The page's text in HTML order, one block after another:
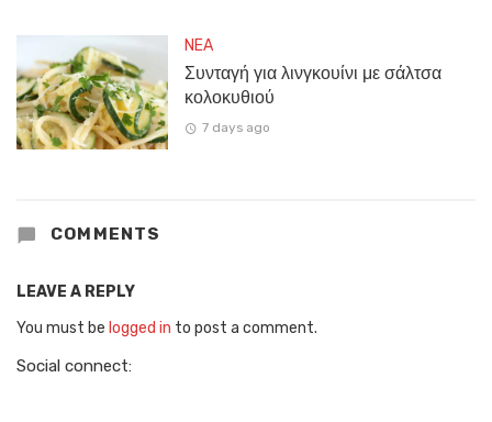
NEA
Συνταγή για λινγκουίνι με σάλτσα
κολοκυθιού
7 days ago
COMMENTS
LEAVE A REPLY
You must be logged in to post a comment.
Social connect: